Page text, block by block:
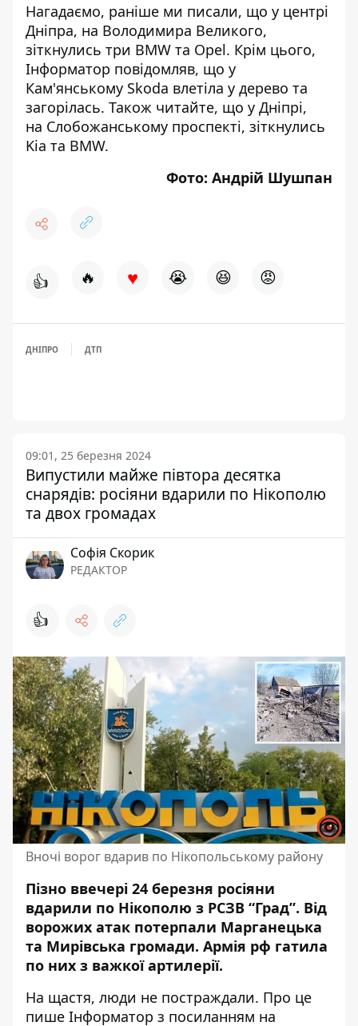
Нагадаємо, раніше ми писали, що у центрі
Дніпра, на Володимира Великого,
зіткнулись три BMW та Opel. Крім цього,
Інформатор повідомляв, що у
Кам'янському Skoda влетіла у дерево та
загорілась. Також читайте, що у Дніпрі,
на Слобожанському проспекті, зіткнулись
Kia та BMW.
Фото: Андрій Шушпан
👍 🔥 ♥ 😭 😆 😡
ДНІПРО ДТП
09:01, 25 березня 2024
Випустили майже півтора десятка
снарядів: росіяни вдарили по Нікополю
та двох громадах
Софія Скорик
РЕДАКТОР
👍
Вночі ворог вдарив по Нікопольському району
Пізно ввечері 24 березня росіяни
вдарили по Нікополю з РСЗВ “Град”. Від
ворожих атак потерпали Марганецька
та Мирівська громади. Армія рф гатила
по них з важкої артилерії.
На щастя, люди не постраждали. Про це
пише Інформатор з посиланням на